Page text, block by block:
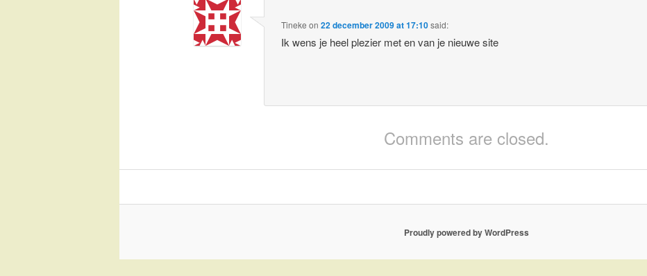
Tineke on22 december 2009 at 17:10said:
Ik wens je heel plezier met en van je nieuwe site
Comments are closed.
Proudly powered by WordPress